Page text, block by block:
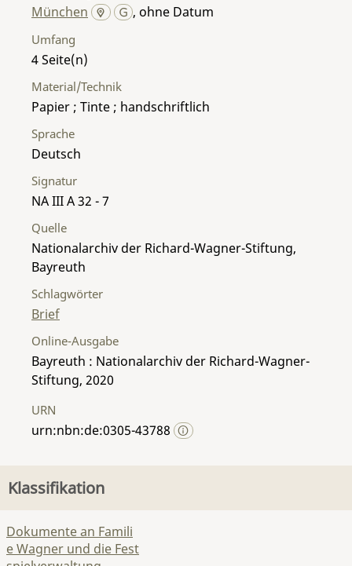
München , ohne Datum
Umfang
4
Material/Technik
Papier ; Tinte ; handschriftlich
Sprache
Deutsch
Signatur
NA III A 32 - 7
Quelle
Nationalarchiv der Richard-Wagner-Stiftung,
Bayreuth
Schlagwörter
Brief
Online-Ausgabe
Bayreuth : Nationalarchiv der Richard-Wagner-
Stiftung, 2020
URN
urn:nbn:de:0305-43788
Klassifikation
Dokumente an Famili
e Wagner und die Fest